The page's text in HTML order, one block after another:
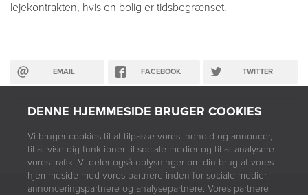
DENNE HJEMMESIDE BRUGER COOKIES
Vi bruger cookies til at tilpasse vores indhold og annoncer,
til at vise dig funktioner til sociale medier og til at analysere
vores trafik. Vi deler også oplysninger om din brug af vores
hjemmeside med vores partnere inden for sociale medier,
annonceringspartnere og analysepartnere. Vores partnere
lejekontrakten, hvis en bolig er tidsbegrænset.
EMAIL FACEBOOK TWITTER